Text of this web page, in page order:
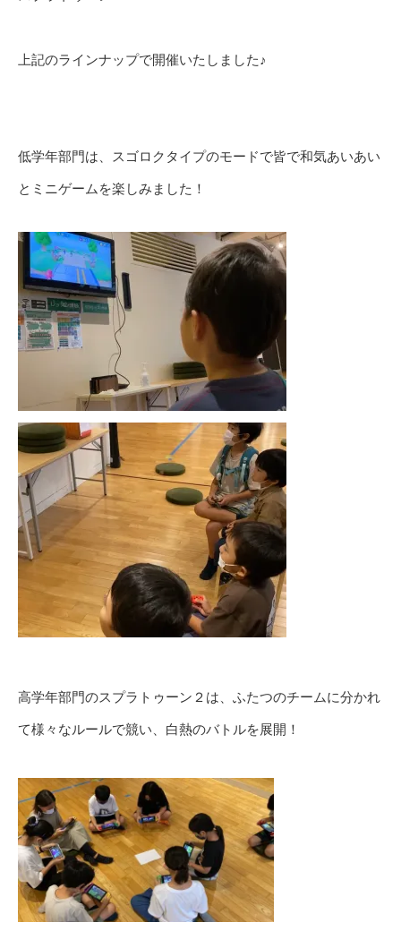
上記のラインナップで開催いたしました♪
低学年部門は、スゴロクタイプのモードで皆で和気あいあい
とミニゲームを楽しみました！
高学年部門のスプラトゥーン２は、ふたつのチームに分かれ
て様々なルールで競い、白熱のバトルを展開！